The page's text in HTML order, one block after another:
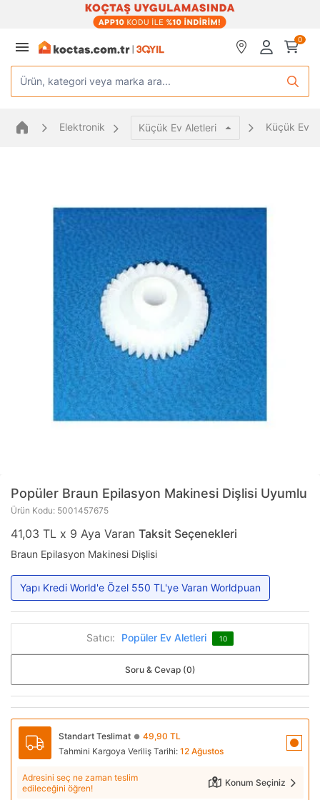
0
Ürün, kategori veya marka ara...
Elektronik Küçük Ev Aletleri Küçük Ev
Popüler Braun Epilasyon Makinesi Dişlisi Uyumlu
Ürün Kodu: 5001457675
41,03 TL x 9 Aya Varan Taksit Seçenekleri
Braun Epilasyon Makinesi Dişlisi
Yapı Kredi World'e Özel 550 TL'ye Varan Worldpuan
Satıcı: Popüler Ev Aletleri 10
Soru & Cevap (0)
Standart Teslimat ● 49,90 TL
Tahmini Kargoya Veriliş Tarihi: 12 Ağustos
Adresini seç ne zaman teslim
edileceğini öğren!
Konum Seçiniz